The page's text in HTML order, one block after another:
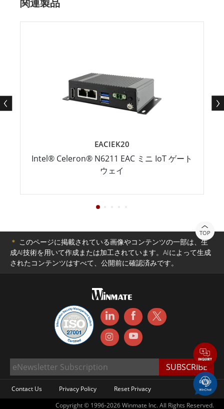
関連製品
EACIEK20
Intel® Celeron® N6211 EAC ミニ IoT ゲート
ウェイ
TOP
＊ このページに掲載されている画像やコンテンツの一部は、生
成AI技術を用いて作成または加工されています。AIによって生成
されたコンテンツはすべて、公開前に確認済みです。
Contact Us Privacy Policy
Reset Privacy
Copyright © 1996-2026 Winmate Inc. All Rights Reserved.